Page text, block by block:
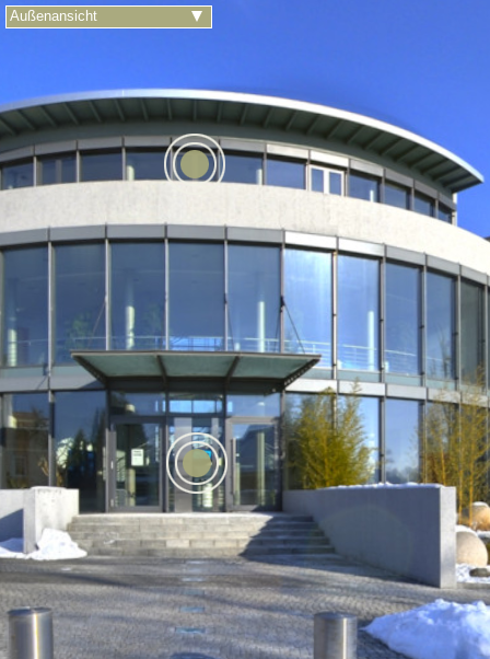
Außenansicht